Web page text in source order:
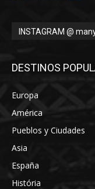
INSTAGRAM @
DESTINOS
Europa
América
Pueblos y Ciudades
Asia
España
História